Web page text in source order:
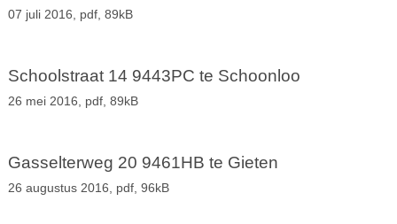
07 juli 2016, pdf, 89kB
Schoolstraat 14 9443PC te Schoonloo
26 mei 2016, pdf, 89kB
Gasselterweg 20 9461HB te Gieten
26 augustus 2016, pdf, 96kB